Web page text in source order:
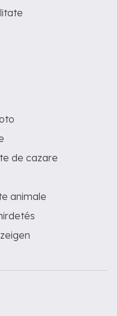
de cazare
animale